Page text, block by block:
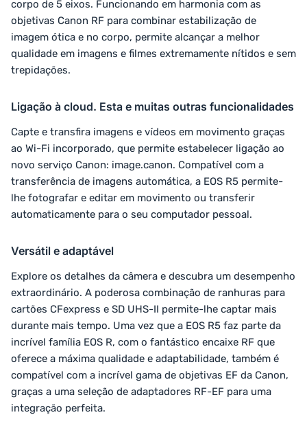
corpo de 5 eixos. Funcionando em harmonia com as
objetivas Canon RF para combinar estabilização de
imagem ótica e no corpo, permite alcançar a melhor
qualidade em imagens e filmes extremamente nítidos e sem
trepidações.
Ligação à cloud. Esta e muitas outras funcionalidades
Capte e transfira imagens e vídeos em movimento graças
ao Wi-Fi incorporado, que permite estabelecer ligação ao
novo serviço Canon: image.canon. Compatível com a
transferência de imagens automática, a EOS R5 permite-
lhe fotografar e editar em movimento ou transferir
automaticamente para o seu computador pessoal.
Versátil e adaptável
Explore os detalhes da câmera e descubra um desempenho
extraordinário. A poderosa combinação de ranhuras para
cartões CFexpress e SD UHS-II permite-lhe captar mais
durante mais tempo. Uma vez que a EOS R5 faz parte da
incrível família EOS R, com o fantástico encaixe RF que
oferece a máxima qualidade e adaptabilidade, também é
compatível com a incrível gama de objetivas EF da Canon,
graças a uma seleção de adaptadores RF-EF para uma
integração perfeita.